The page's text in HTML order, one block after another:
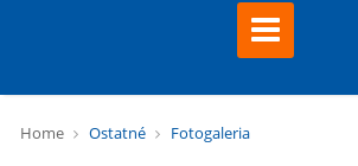
Home Ostatné Fotogaleria